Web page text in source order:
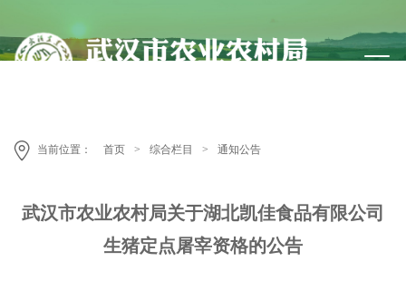
当前位置： 首页 > 综合栏目 > 通知公告
武汉市农业农村局关于湖北凯佳食品有限公司
生猪定点屠宰资格的公告